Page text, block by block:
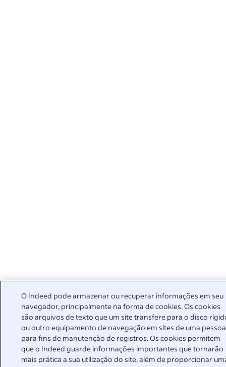
O Indeed pode armazenar ou recuperar informações em seu
navegador, principalmente na forma de cookies. Os cookies
são arquivos de texto que um site transfere para o disco
ou outro equipamento de navegação em sites de uma pessoa
para fins de manutenção de registros. Os cookies permitem
que o Indeed guarde informações importantes que tornarão
mais prática a sua utilização do site, além de proporcionar